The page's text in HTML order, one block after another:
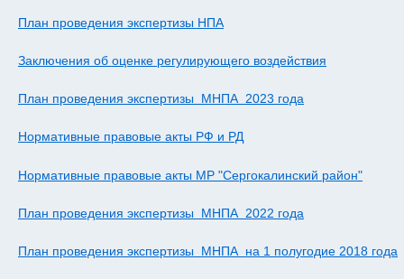
План проведения экспертизы НПА
Заключения об оценке регулирующего воздействия
План проведения экспертизы МНПА 2023 года
Нормативные правовые акты РФ и РД
Нормативные правовые акты МР "Сергокалинский район"
План проведения экспертизы МНПА 2022 года
План проведения экспертизы МНПА на 1 полугодие 2018 года